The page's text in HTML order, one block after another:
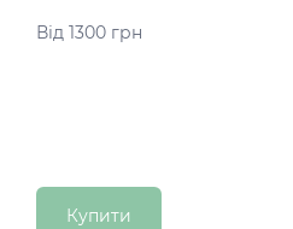
Від 1300 грн
Купити